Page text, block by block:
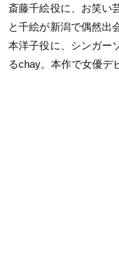
斎藤千絵役に、お笑い
と千絵が新潟で偶然出
本洋子役に、シンガー
るchay。本作で女優デ